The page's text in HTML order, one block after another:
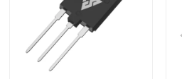
উচ্চ ক্ষমতা MOSFET
সিলিকন কার্বাইড MOSFET